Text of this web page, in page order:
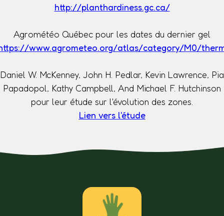
http://planthardiness.gc.ca/
Agrométéo Québec pour les dates du dernier gel
www.agrometeo.org/atlas/category/M0/
Daniel W. McKenney, John H. Pedlar, Kevin Lawrence, Pia
Papadopol, Kathy Campbell, And Michael F. Hutchinson
pour leur étude sur l'évolution des zones.
Lien vers l'étude